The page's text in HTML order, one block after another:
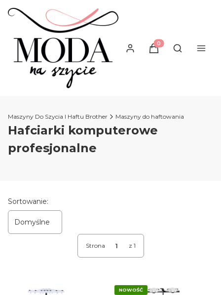
Produkty w
Otwórz
Maszyny Do Szycia I Haftu Brother Maszyny do haftowania
Hafciarki komputerowe
profesjonalne
Lista produktów
Sortowanie:
Domyślne
Strona z 1
NOWOŚĆ